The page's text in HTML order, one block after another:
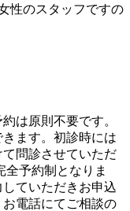
性のスタッフですの
は原則不要です。
ます。初診時には
問診させていただ
全予約制となりま
ていただきお申込
電話にてご相談の